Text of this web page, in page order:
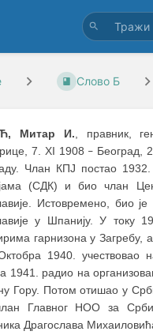
Слово Б
Митар И., правник,
7. XI 1908 – Београд,
Члан КПЈ постао
(СДК) и био члан
Истовремено, био
у Шпанију. У току
гарнизона у Загребу,
1940. учествовао
1941. радио на
Гору. Потом отишао у
Главног НОО за
Драгослава